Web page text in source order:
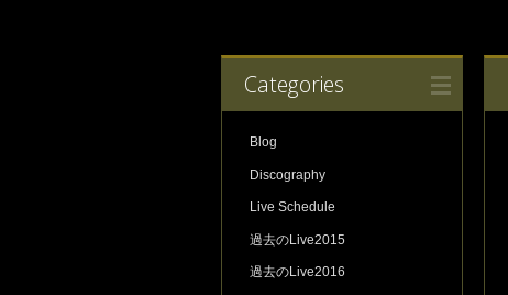
Categories
Blog
Discography
Live Schedule
過去のLive2015
過去のLive2016